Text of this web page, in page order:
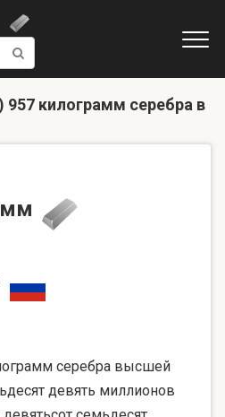
957 килограмм серебра в
серебра высшей
девять миллионов